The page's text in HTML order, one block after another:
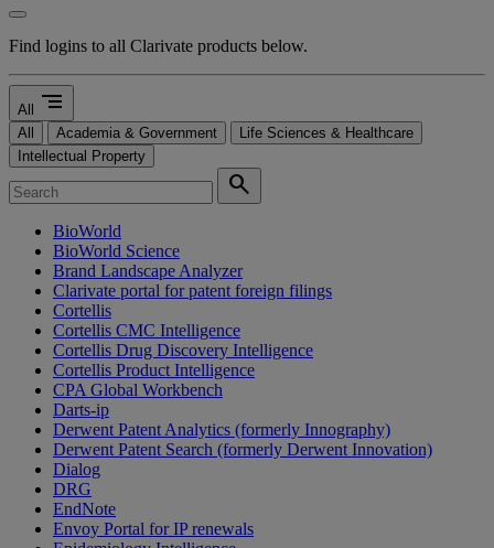
Find logins to all Clarivate products below.
All segment
All Academia & Government
Life Sciences & Healthcare
Intellectual Property
search
BioWorld
BioWorld Science
Brand Landscape Analyzer
Clarivate portal for patent foreign filings
Cortellis
Cortellis CMC Intelligence
Cortellis Drug Discovery Intelligence
Cortellis Product Intelligence
CPA Global Workbench
Darts-ip
Derwent Patent Analytics (formerly Innography)
Derwent Patent Search (formerly Derwent Innovation)
Dialog
DRG
EndNote
Envoy Portal for IP renewals